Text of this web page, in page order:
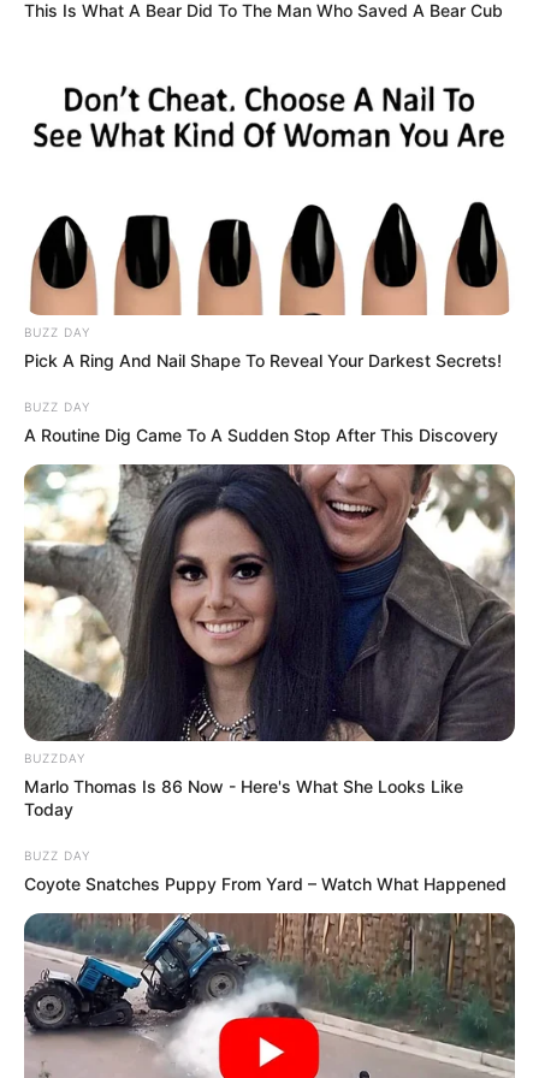
@vargaattilaofficial😮Fagyállót találtak a
mellett‼️A rendőrség szerint öngyilkosság
történhetett, de még vizsgálják a tragédia
körülményeit😮A nő ismerősei szerint Nikolett
nem tett volna ilyet‼️A 27 éves áldozatnak
három hete veszett nyoma, vasárnap találták
meg egy több mint 500 fős civil összefogás
keretében‼️A megtalálás pillanatiról most a
keresőcsapat egyik tagja beszélt a Tényeknek…
👀#foryou #fyp #hungary #news
#nekedbelegyen ♬ eredeti hang – Varga Attila
Official
This Is What A Bear Did To The Man Who Saved A Bear Cub
BUZZ DAY
Pick A Ring And Nail Shape To Reveal Your Darkest Secrets!
BUZZ DAY
A Routine Dig Came To A Sudden Stop After This Discovery
BUZZDAY
Marlo Thomas Is 86 Now - Here's What She Looks Like
Today
BUZZ DAY
Coyote Snatches Puppy From Yard – Watch What Happened